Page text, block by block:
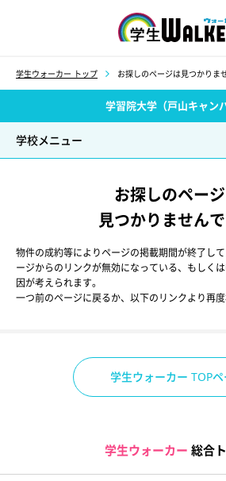
学生ウォーカー トップ お探しのページは見つかりま
学習院大学（戸山キャン
学校メニュー
お探しのペー
見つかりません
物件の成約等によりページの掲載期間が終了し
ージからのリンクが無効になっている、もしく
因が考えられます。
一つ前のページに戻るか、以下のリンクより再度
学生ウォーカー TOP
学生ウォーカー 総合